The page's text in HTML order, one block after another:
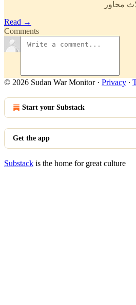
محاور
Read →
Comments
© 2026 Sudan War Monitor· Privacy ∙
Start your Substack
Get the app
Substack is the home for great culture